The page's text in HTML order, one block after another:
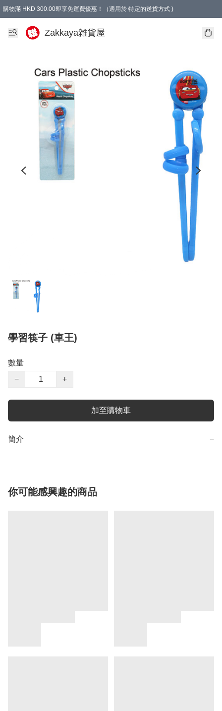
購物滿 HKD 300.00即享免運費優惠！（適用於 特定的送貨方式 )
Zakkaya雑貨屋
學習筷子 (車王)
數量
−
+
加至購物車
簡介 −
你可能感興趣的商品